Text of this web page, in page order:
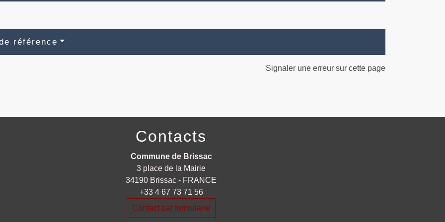
référence
Signaler une erreur sur cette page
Contacts
Commune de Brissac
3 place de la Mairie
34190 Brissac - FRANCE
+33 4 67 73 71 56
Contact par formulaire